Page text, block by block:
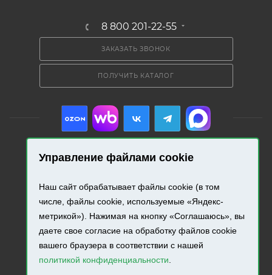
Управление файлами cookie
Наш сайт обрабатывает файлы cookie (в том
числе, файлы cookie, используемые «Яндекс-
метрикой»). Нажимая на кнопку «Соглашаюсь», вы
даете свое согласие на обработку файлов cookie
вашего браузера в соответствии с нашей
политикой конфиденциальности.
8 800 201-22-55
ЗАКАЗАТЬ ЗВОНОК
ПОЛУЧИТЬ КАТАЛОГ
Разработка и продвижение сайта.